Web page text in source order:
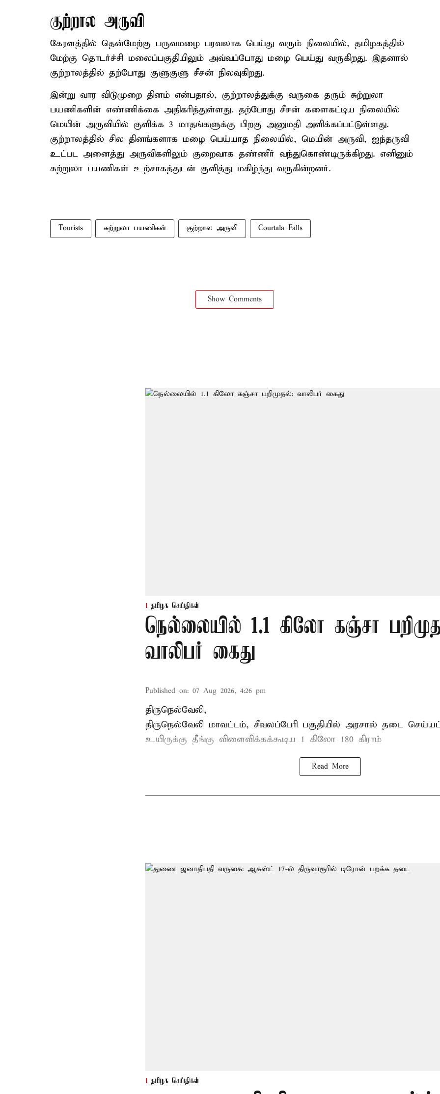
குற்றால அருவி
கேரளத்தில் தென்மேற்கு பருவமழை பரவலாக பெய்து வரும் நிலையில், தமிழகத்தில்
மேற்கு தொடர்ச்சி மலைப்பகுதியிலும் அவ்வப்போது மழை பெய்து வருகிறது. இதனால்
குற்றாலத்தில் தற்போது குளுகுளு சீசன் நிலவுகிறது.
இன்று வார விடுமுறை தினம் என்பதால், குற்றாலத்துக்கு வருகை தரும் சுற்றுலா
பயணிகளின் எண்ணிக்கை அதிகரித்துள்ளது. தற்போது சீசன் களைகட்டிய நிலையில்
மெயின் அருவியில் குளிக்க 3 மாதங்களுக்கு பிறகு அனுமதி அளிக்கப்பட்டுள்ளது.
குற்றாலத்தில் சில தினங்களாக மழை பெய்யாத நிலையில், மெயின் அருவி, ஐந்தருவி
உட்பட அனைத்து அருவிகளிலும் குறைவாக தண்ணீர் வந்துகொண்டிருக்கிறது. எனினும்
சுற்றுலா பயணிகள் உற்சாகத்துடன் குளித்து மகிழ்ந்து வருகின்றனர்.
Tourists சுற்றுலா பயணிகள் குற்றால அருவி Courtala Falls
Show Comments
தமிழக செய்திகள்
நெல்லையில் 1.1 கிலோ கஞ்சா
வாலிபர் கைது
Published on: 07 Aug 2026, 4:26 pm
திருநெல்வேலி,
திருநெல்வேலி மாவட்டம், சீவலப்பேரி பகுதியில் அரசால் தடை
உயிருக்கு தீங்கு விளைவிக்கக்கூடிய 1 கிலோ 180 கிராம்
Read More
தமிழக செய்திகள்